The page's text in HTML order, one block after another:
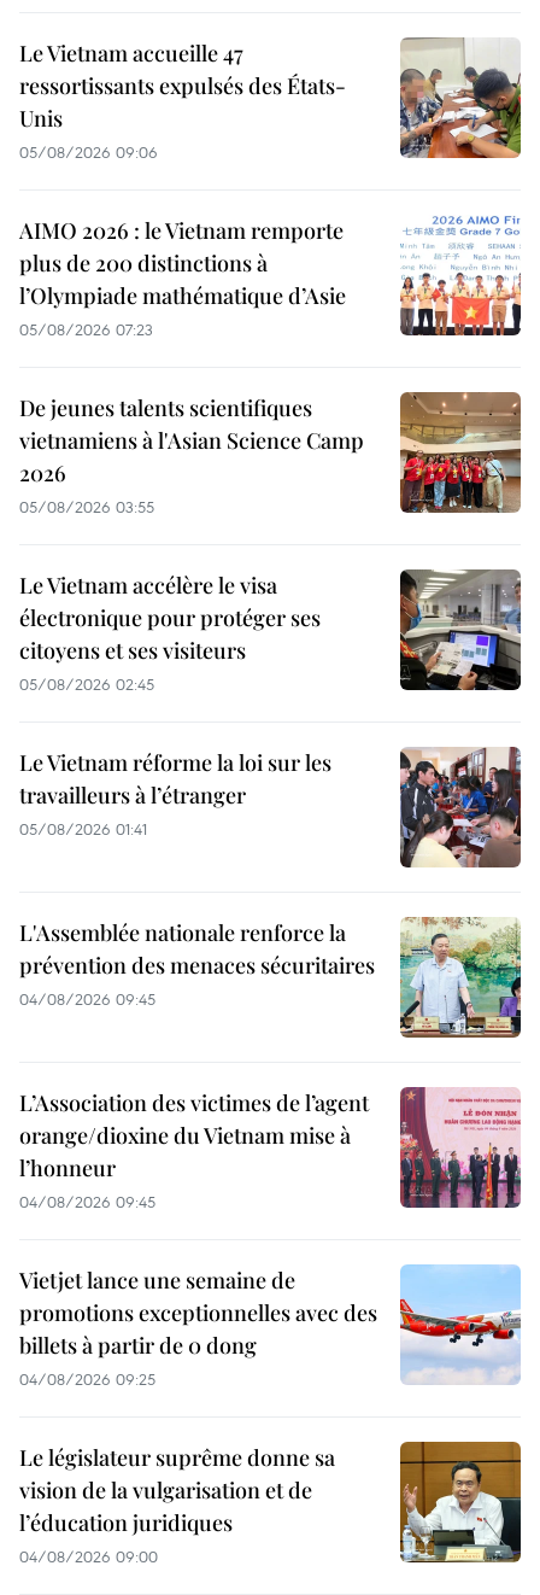
Le Vietnam accueille 47
ressortissants expulsés des États-
Unis
05/08/2026 09:06
AIMO 2026 : le Vietnam remporte
plus de 200 distinctions à
l’Olympiade mathématique d’Asie
05/08/2026 07:23
De jeunes talents scientifiques
vietnamiens à l'Asian Science Camp
2026
05/08/2026 03:55
Le Vietnam accélère le visa
électronique pour protéger ses
citoyens et ses visiteurs
05/08/2026 02:45
Le Vietnam réforme la loi sur les
travailleurs à l’étranger
05/08/2026 01:41
L'Assemblée nationale renforce la
prévention des menaces sécuritaires
04/08/2026 09:45
L’Association des victimes de l’agent
orange/dioxine du Vietnam mise à
l’honneur
04/08/2026 09:45
Vietjet lance une semaine de
promotions exceptionnelles avec des
billets à partir de 0 dong
04/08/2026 09:25
Le législateur suprême donne sa
vision de la vulgarisation et de
l’éducation juridiques
04/08/2026 09:00